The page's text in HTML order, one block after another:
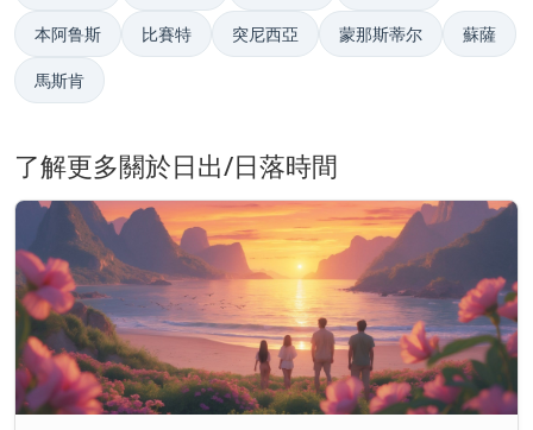
本阿鲁斯 比賽特 突尼西亞 蒙那斯蒂尔 蘇薩
馬斯肯
了解更多關於日出/日落時間